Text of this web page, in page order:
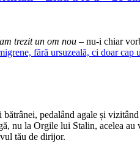
trezit un om nou – nu-i chiar
fără ursuzeală, ci doar cap
pedalând agale și vizitând
nu la Orgile lui Stalin, acelea
tău de dirijor.